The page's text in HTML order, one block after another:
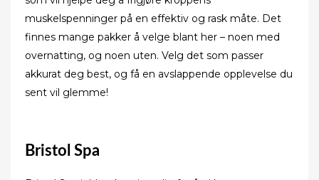
muskelspenninger på en effektiv og rask måte. Det
finnes mange pakker å velge blant her – noen med
overnatting, og noen uten. Velg det som passer
akkurat deg best, og få en avslappende opplevelse du
sent vil glemme!
Bristol Spa